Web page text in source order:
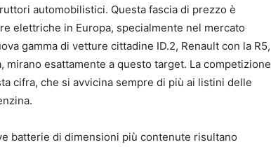
automobilistici. Questa fascia di prezzo è
elettriche in Europa, specialmente nel mercato
gamma di vetture cittadine ID.2, Renault con la R5,
mirano esattamente a questo target. La competizione
cifra, che si avvicina sempre di più ai listini delle
batterie di dimensioni più contenute risultano